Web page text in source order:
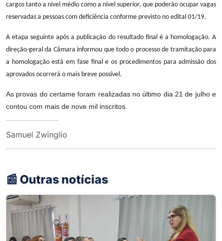
cargos tanto a nível médio como a nível superior, que poderão ocupar vagas
reservadas a pessoas com deficiência conforme previsto no edital 01/19.
A etapa seguinte após a publicação do resultado final é a homologação. A
direção-geral da Câmara informou que todo o processo de tramitação para
a homologação está em fase final e os procedimentos para admissão dos
aprovados ocorrerá o mais breve possível.
As provas do certame foram realizadas no último dia 21 de julho e
contou com mais de nove mil inscritos.
Samuel Zwinglio
📰 Outras notícias